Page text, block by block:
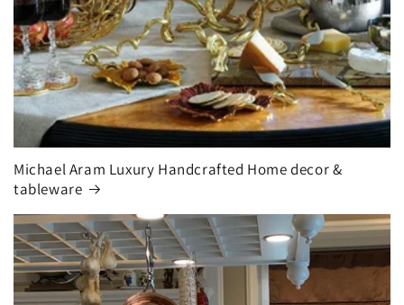
Michael Aram Luxury Handcrafted Home decor &
tableware